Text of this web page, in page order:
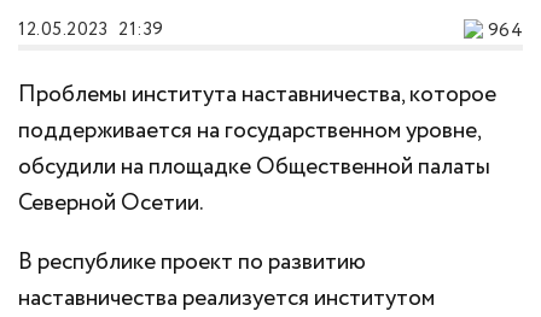
12.05.2023 21:39 964
Проблемы института наставничества, которое
поддерживается на государственном уровне,
обсудили на площадке Общественной палаты
Северной Осетии.
В республике проект по развитию
наставничества реализуется институтом